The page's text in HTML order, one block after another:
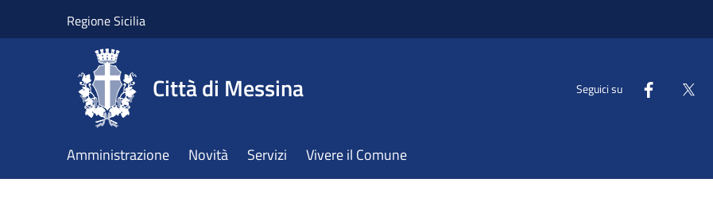
Regione Sicilia
Città di Messina Seguici su
Amministrazione Novità Servizi Vivere il Comune